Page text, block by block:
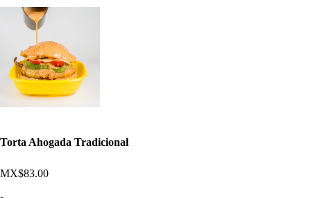
Torta Ahogada Tradicional
MX$83.00